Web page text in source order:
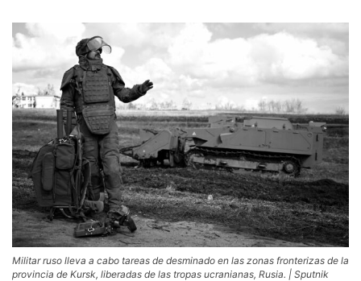
Militar ruso lleva a cabo tareas de desminado en las zonas fronterizas de la
provincia de Kursk, liberadas de las tropas ucranianas, Rusia. | Sputnik